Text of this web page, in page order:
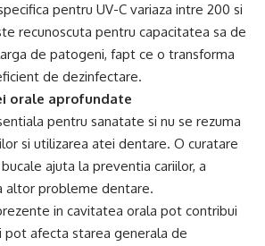
pentru UV-C variaza intre 200 si
recunoscuta pentru capacitatea sa de
de patogeni, fapt ce o transforma
de dezinfectare.
orale aprofundate
pentru sanatate si nu se rezuma
si utilizarea atei dentare. O curatare
ajuta la preventia cariilor, a
altor probleme dentare.
in cavitatea orala pot contribui
pot afecta starea generala de